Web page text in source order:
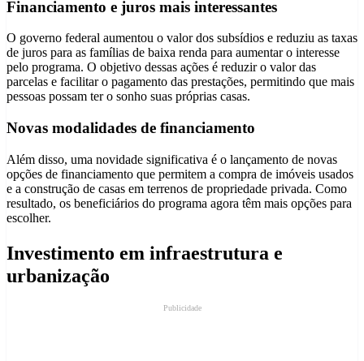
Financiamento e juros mais interessantes
O governo federal aumentou o valor dos subsídios e reduziu as taxas
de juros para as famílias de baixa renda para aumentar o interesse
pelo programa. O objetivo dessas ações é reduzir o valor das
parcelas e facilitar o pagamento das prestações, permitindo que mais
pessoas possam ter o sonho suas próprias casas.
Novas modalidades de financiamento
Além disso, uma novidade significativa é o lançamento de novas
opções de financiamento que permitem a compra de imóveis usados
e a construção de casas em terrenos de propriedade privada. Como
resultado, os beneficiários do programa agora têm mais opções para
escolher.
Investimento em infraestrutura e
urbanização
Publicidade